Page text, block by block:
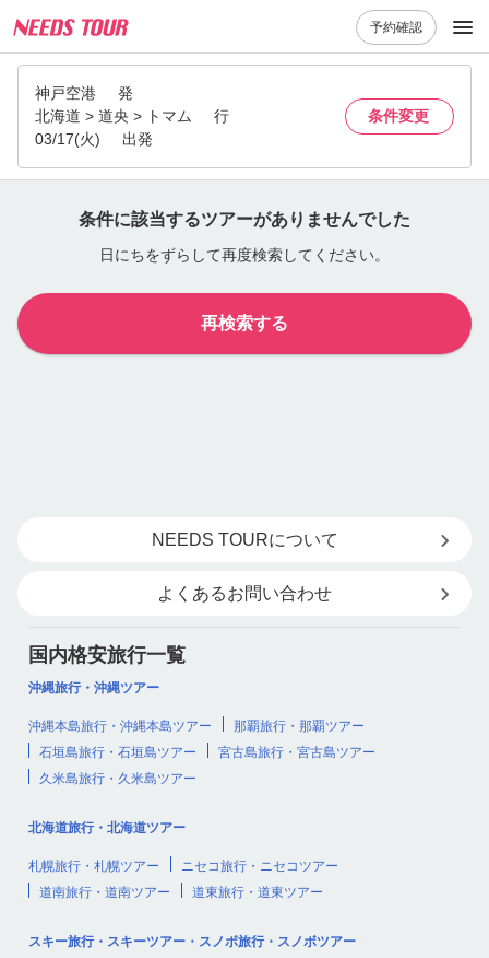
予約確認
神戸空港
発
北海道 > 道央 > トマム
行
03/17(火)
出発
条件変更
条件に該当するツアーがありませんでした
日にちをずらして再度検索してください。
再検索する
NEEDS TOURについて
よくあるお問い合わせ
国内格安旅行一覧
沖縄旅行・沖縄ツアー
沖縄本島旅行・沖縄本島ツアー
那覇旅行・那覇ツアー
石垣島旅行・石垣島ツアー
宮古島旅行・宮古島ツアー
久米島旅行・久米島ツアー
北海道旅行・北海道ツアー
札幌旅行・札幌ツアー
ニセコ旅行・ニセコツアー
道南旅行・道南ツアー
道東旅行・道東ツアー
スキー旅行・スキーツアー・スノボ旅行・スノボツアー